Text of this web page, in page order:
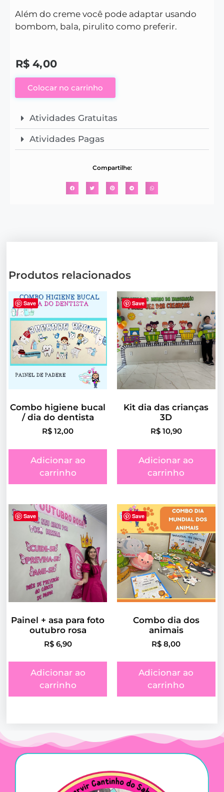
Além do creme você pode adaptar usando
bombom, bala, pirulito como preferir.
R$ 4,00
Colocar no carrinho
Atividades Gratuitas
Atividades Pagas
Compartilhe:
Produtos relacionados
Save
Combo higiene bucal
/ dia do dentista
R$ 12,00
Adicionar ao
carrinho
Save
Kit dia das crianças
3D
R$10,90
Adicionar ao
carrinho
Save
Painel + asa para foto
outubro rosa
R$6,90
Adicionar ao
carrinho
Save
Combo dia dos
animais
R$ 8,00
Adicionar ao
carrinho